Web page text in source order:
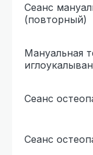
Сеанс
(повторный)
Мануальная
Сеанс
Сеанс